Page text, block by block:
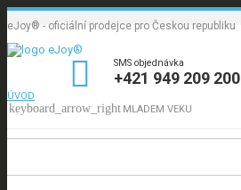
eJoy® - oficiální prodejce pro Českou republiku
 SMS objednávka
+421 949 209 200
ÚVOD
MLADEM VEKU